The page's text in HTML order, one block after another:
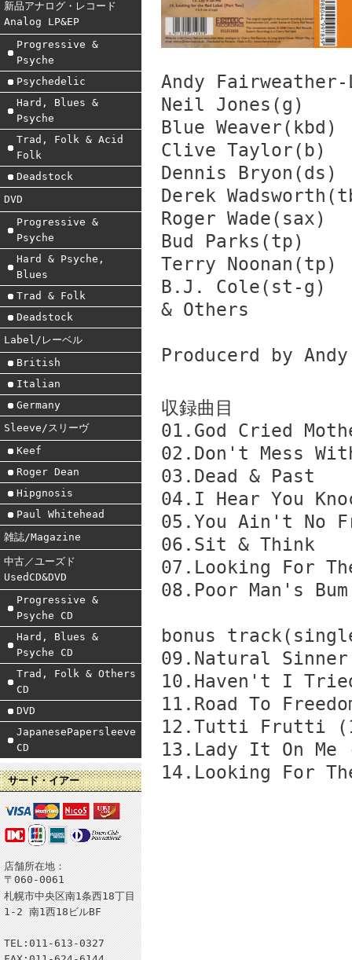
新品アナログ・レコード
Analog LP&EP
Progressive &
Psyche
Psychedelic
Hard, Blues &
Psyche
Trad, Folk & Acid
Folk
Deadstock
DVD
Progressive &
Psyche
Hard & Psyche,
Blues
Trad & Folk
Deadstock
Label/レーベル
British
Italian
Germany
Sleeve/スリーヴ
Keef
Roger Dean
Hipgnosis
Paul Whitehead
雑誌/Magazine
中古／ユーズド
UsedCD&DVD
Progressive &
Psyche CD
Hard, Blues &
Psyche CD
Trad, Folk & Others
CD
DVD
JapanesePapersleeve
CD
サード・イアー
店舗所在地：
〒060-0061
札幌市中央区南1条西18丁目
1-2 南1西18ビルBF
TEL:011-613-0327
Andy
Neil Jones(g)
Blue Weaver(kbd)
Clive Taylor(b)
Dennis Bryon(ds)
Derek
Roger Wade(sax)
Bud Parks(tp)
Terry Noonan(tp)
B.J. Cole(st-g)
& Others
Producerd by
収録曲目
01.God Cried
02.Don't Mess
03.Dead & Past
04.I Hear You
05.You Ain't No
06.Sit & Think
07.Looking For
08.Poor Man's
bonus
09.Natural
10.Haven't I
11.Road To
12.Tutti Frutti
13.Lady It On Me
14.Looking For